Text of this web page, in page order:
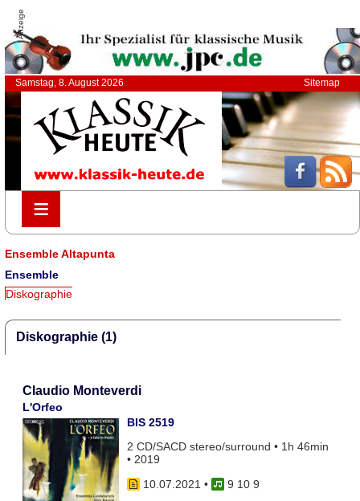
Anzeige
Samstag, 8. August 2026 Sitemap
≡
≡
Ensemble Altapunta
Ensemble
Diskographie
Diskographie (1)
Claudio Monteverdi
L'Orfeo
BIS 2519
2 CD/SACD stereo/surround • 1h 46min
• 2019
10.07.2021 •
9 10 9